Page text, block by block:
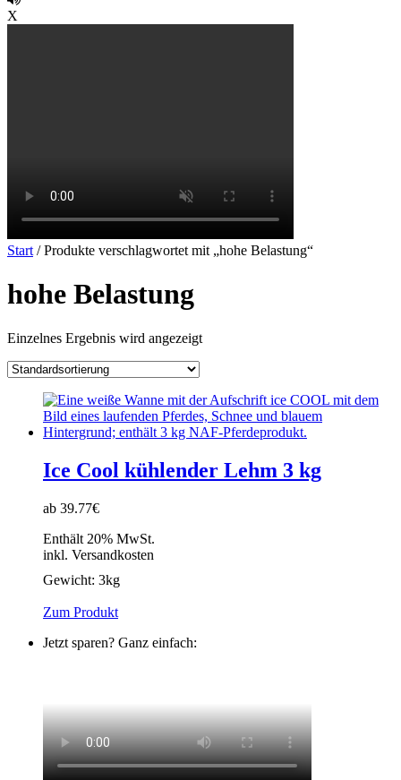
X
Start / Produkte verschlagwortet mit „hohe Belastung“
hohe Belastung
Einzelnes Ergebnis wird angezeigt
Ice Cool kühlender Lehm 3 kg
ab 39.77€
Enthält 20% MwSt.
inkl. Versandkosten
Gewicht: 3kg
Zum Produkt
Jetzt sparen? Ganz einfach: